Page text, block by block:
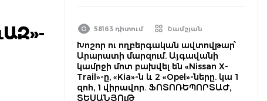
58163 դիտում Շամշյան
Խոշոր ու ողբերգական ավտովթար՝
Արարատի մարզում. Այգավանի
կամրջի մոտ բախվել են «Nissan X-
Trail»-ը, «Kia»-ն և 2 «Opel»-ները. կա 1
զոհ, 1 վիրավոր. ՖՈՏՈՌԵՊՈՐՏԱԺ,
ՏԵՍԱՆՅՈւԹ